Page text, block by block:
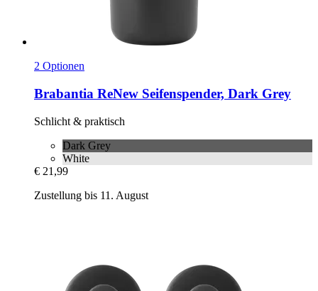
2 Optionen
Brabantia ReNew Seifenspender, Dark Grey
Schlicht & praktisch
Dark Grey
White
€ 21,99
Zustellung bis 11. August